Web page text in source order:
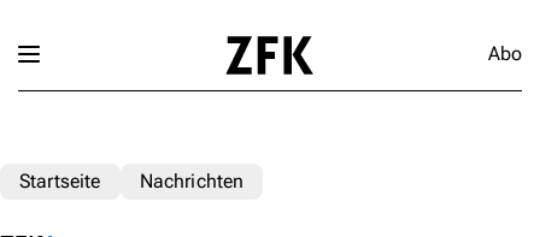
Abo
Startseite Nachrichten